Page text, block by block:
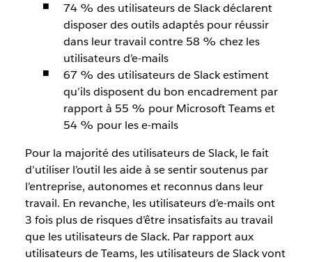
74 % des utilisateurs de Slack déclarent
disposer des outils adaptés pour réussir
dans leur travail contre 58 % chez les
utilisateurs d’e-mails
67 % des utilisateurs de Slack estiment
qu’ils disposent du bon encadrement par
rapport à 55 % pour Microsoft Teams et
54 % pour les e-mails
Pour la majorité des utilisateurs de Slack, le fait
d’utiliser l’outil les aide à se sentir soutenus par
l’entreprise, autonomes et reconnus dans leur
travail. En revanche, les utilisateurs d’e-mails ont
3 fois plus de risques d’être insatisfaits au travail
que les utilisateurs de Slack. Par rapport aux
utilisateurs de Teams, les utilisateurs de Slack vont